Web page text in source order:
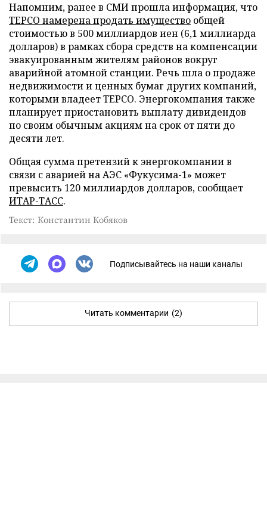
Напомним, ранее в СМИ прошла информация, что
ТЕРСО намерена продать имущество общей
стоимостью в 500 миллиардов иен (6,1 миллиарда
долларов) в рамках сбора средств на компенсации
эвакуированным жителям районов вокруг
аварийной атомной станции. Речь шла о продаже
недвижимости и ценных бумаг других компаний,
которыми владеет TEPCO. Энергокомпания также
планирует приостановить выплату дивидендов
по своим обычным акциям на срок от пяти до
десяти лет.
Общая сумма претензий к энергокомпании в
связи с аварией на АЭС «Фукусима-1» может
превысить 120 миллиардов долларов, сообщает
ИТАР-ТАСС.
Текст: Константин Кобяков
Подписывайтесь на наши каналы
Читать комментарии (2)